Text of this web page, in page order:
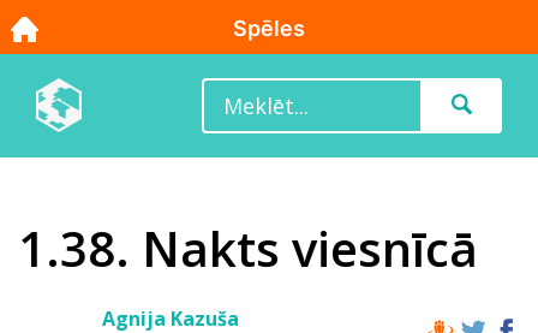
1.38. Nakts viesnīcā
Agnija Kazuša